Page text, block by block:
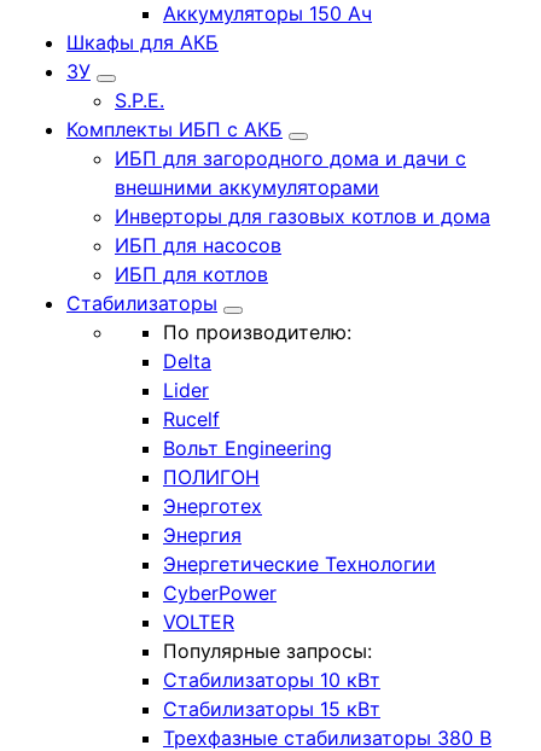
Аккумуляторы 150 Ач
Шкафы для АКБ
ЗУ
S.P.E.
Комплекты ИБП с АКБ
ИБП для загородного дома и дачи с
внешними аккумуляторами
Инверторы для газовых котлов и дома
ИБП для насосов
ИБП для котлов
Стабилизаторы
По производителю:
Delta
Lider
Rucelf
Вольт Engineering
ПОЛИГОН
Энерготех
Энергия
Энергетические Технологии
CyberPower
VOLTER
Популярные запросы:
Стабилизаторы 10 кВт
Стабилизаторы 15 кВт
Трехфазные стабилизаторы 380 В